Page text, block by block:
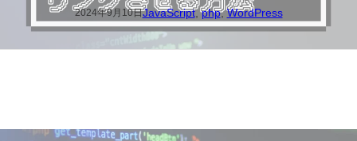
2024年9月10日JavaScript, php, WordPress